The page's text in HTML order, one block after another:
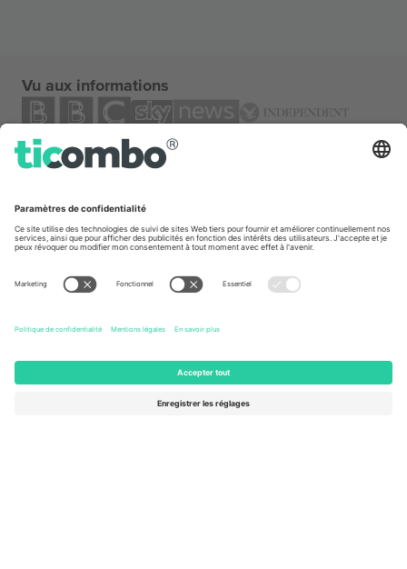
Vu aux informations
TixProtect
Programme d'affiliation
Comment ça marche
Centre d'information sur la Coupe
Nous contacter